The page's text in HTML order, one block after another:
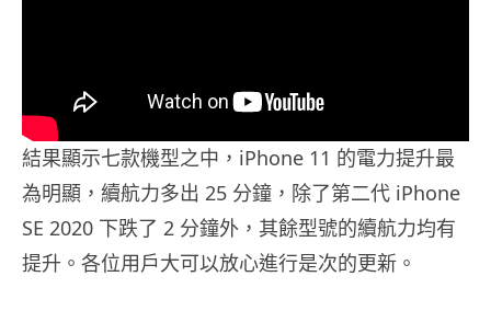
結果顯示七款機型之中，iPhone 11 的電力提升最
為明顯，續航力多出 25 分鐘，除了第二代 iPhone
SE 2020 下跌了 2 分鐘外，其餘型號的續航力均有
提升。各位用戶大可以放心進行是次的更新。